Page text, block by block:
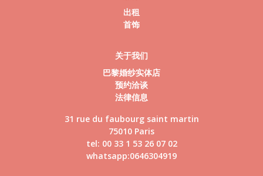
出租
首饰
关于我们
巴黎婚纱实体店
预约洽谈
法律信息
31 rue du faubourg saint martin
75010 Paris
tel: 00 33 1 53 26 07 02
whatsapp:0646304919